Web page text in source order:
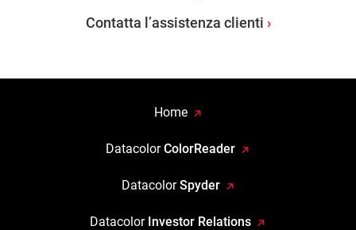
Contatta l’assistenza clienti
Home
DatacolorColorReader
DatacolorSpyder
Datacolor Investor Relations